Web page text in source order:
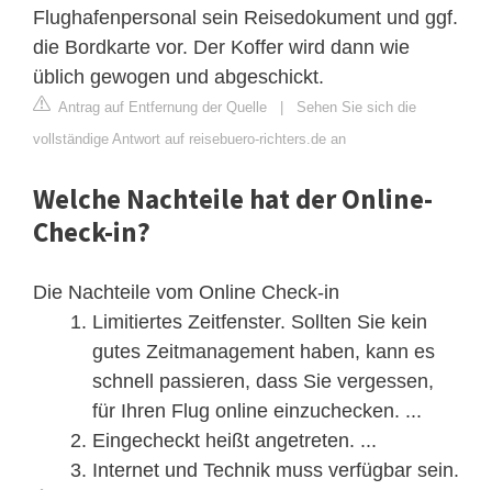
Flughafenpersonal sein Reisedokument und ggf.
die Bordkarte vor. Der Koffer wird dann wie
üblich gewogen und abgeschickt.
Antrag auf Entfernung der Quelle | Sehen Sie sich die
vollständige Antwort auf reisebuero-richters.de an
Welche Nachteile hat der Online-
Check-in?
Die Nachteile vom Online Check-in
Limitiertes Zeitfenster. Sollten Sie kein
gutes Zeitmanagement haben, kann es
schnell passieren, dass Sie vergessen,
für Ihren Flug online einzuchecken. ...
Eingecheckt heißt angetreten. ...
Internet und Technik muss verfügbar sein.